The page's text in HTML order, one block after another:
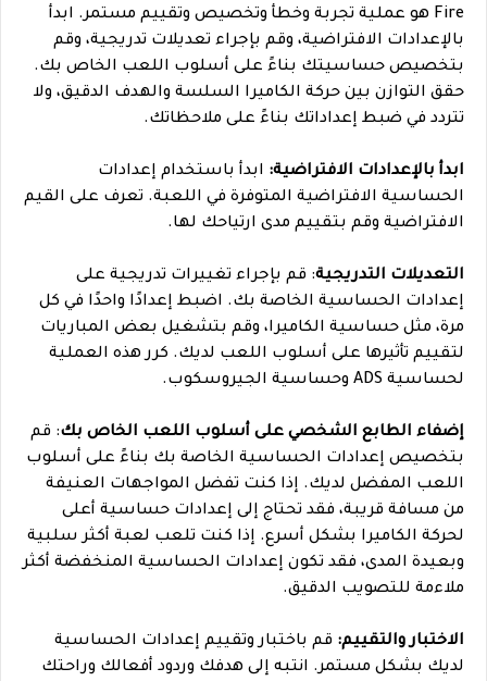
Fire هو عملية تجربة وخطأ وتخصيص وتقييم مستمر. ابدأ
بالإعدادات الافتراضية، وقم بإجراء تعديلات تدريجية، وقم
بتخصيص حساسيتك بناءً على أسلوب اللعب الخاص بك.
حقق التوازن بين حركة الكاميرا السلسة والهدف الدقيق، ولا
تتردد في ضبط إعداداتك بناءً على ملاحظاتك.
ابدأ بالإعدادات الافتراضية: ابدأ باستخدام إعدادات
الحساسية الافتراضية المتوفرة في اللعبة. تعرف على القيم
الافتراضية وقم بتقييم مدى ارتياحك لها.
التعديلات التدريجية: قم بإجراء تغييرات تدريجية على
إعدادات الحساسية الخاصة بك. اضبط إعدادًا واحدًا في كل
مرة، مثل حساسية الكاميرا، وقم بتشغيل بعض المباريات
لتقييم تأثيرها على أسلوب اللعب لديك. كرر هذه العملية
لحساسية ADS وحساسية الجيروسكوب.
إضفاء الطابع الشخصي على أسلوب اللعب الخاص بك: قم
بتخصيص إعدادات الحساسية الخاصة بك بناءً على أسلوب
اللعب المفضل لديك. إذا كنت تفضل المواجهات العنيفة
من مسافة قريبة، فقد تحتاج إلى إعدادات حساسية أعلى
لحركة الكاميرا بشكل أسرع. إذا كنت تلعب لعبة أكثر سلبية
وبعيدة المدى، فقد تكون إعدادات الحساسية المنخفضة أكثر
ملاءمة للتصويب الدقيق.
الاختبار والتقييم: قم باختبار وتقييم إعدادات الحساسية
لديك بشكل مستمر. انتبه إلى هدفك وردود أفعالك وراحتك